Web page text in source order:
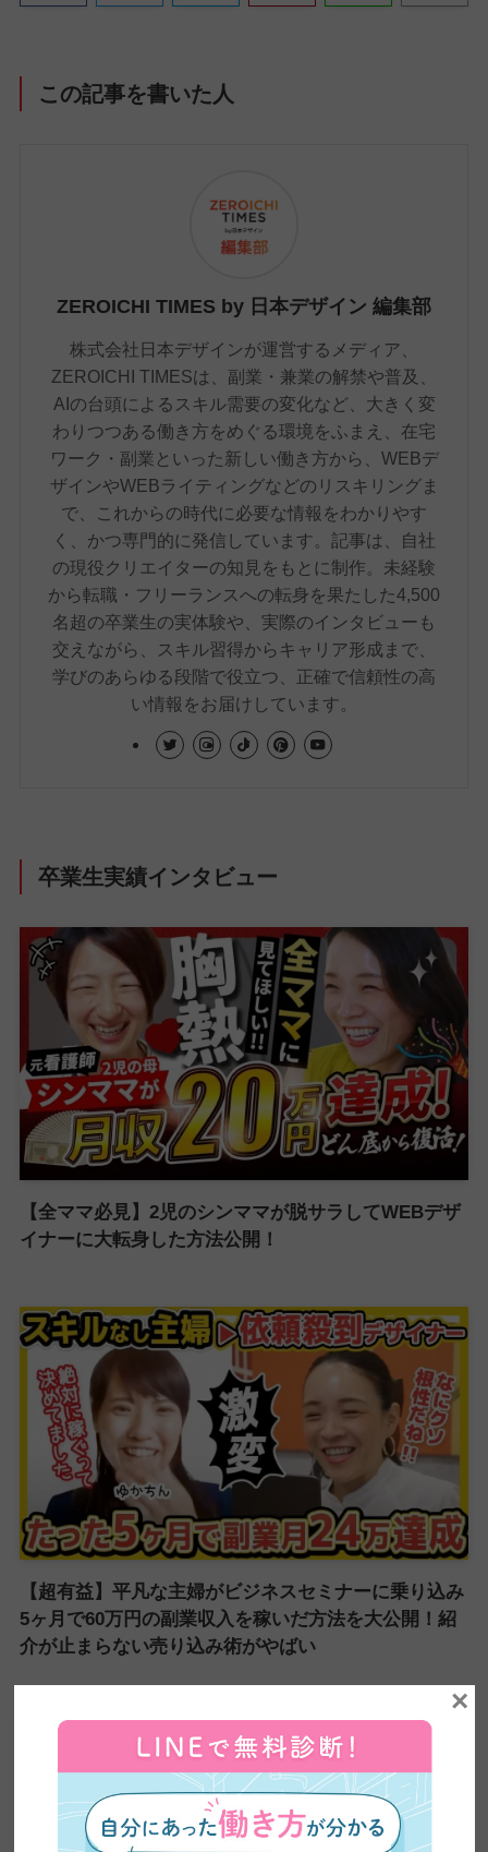
この記事を書いた人
ZEROICHI TIMES by 日本デザイン 編集部
株式会社日本デザインが運営するメディア、
ZEROICHI TIMESは、副業・兼業の解禁や普及、
AIの台頭によるスキル需要の変化など、大きく変
わりつつある働き方をめぐる環境をふまえ、在宅
ワーク・副業といった新しい働き方から、WEBデ
ザインやWEBライティングなどのリスキリングま
で、これからの時代に必要な情報をわかりやす
く、かつ専門的に発信しています。記事は、自社
の現役クリエイターの知見をもとに制作。未経験
から転職・フリーランスへの転身を果たした4,500
名超の卒業生の実体験や、実際のインタビューも
交えながら、スキル習得からキャリア形成まで、
学びのあらゆる段階で役立つ、正確で信頼性の高
い情報をお届けしています。
卒業生実績インタビュー
【全ママ必見】2児のシンママが脱サラしてWEBデザ
イナーに大転身した方法公開！
【超有益】平凡な主婦がビジネスセミナーに乗り込み
5ヶ月で60万円の副業収入を稼いだ方法を大公開！紹
介が止まらない売り込み術がやばい
×